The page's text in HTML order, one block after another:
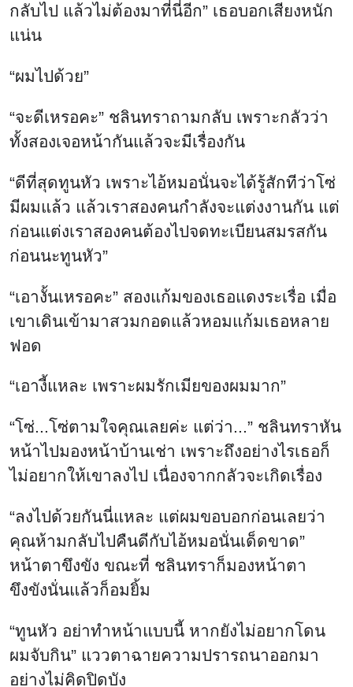
กลับไป แล้วไม่ต้องมาที่นี่อีก” เธอบอกเสียงหนัก
แน่น
“ผมไปด้วย”
“จะดีเหรอคะ” ชลินทราถามกลับ เพราะกลัวว่า
ทั้งสองเจอหน้ากันแล้วจะมีเรื่องกัน
“ดีที่สุดทูนหัว เพราะไอ้หมอนั่นจะได้รู้สักทีว่าโซ่
มีผมแล้ว แล้วเราสองคนกำลังจะแต่งงานกัน แต่
ก่อนแต่งเราสองคนต้องไปจดทะเบียนสมรสกัน
ก่อนนะทูนหัว”
“เอางั้นเหรอคะ” สองแก้มของเธอแดงระเรื่อ เมื่อ
เขาเดินเข้ามาสวมกอดแล้วหอมแก้มเธอหลาย
ฟอด
“เอางี้แหละ เพราะผมรักเมียของผมมาก”
“โซ่...โซ่ตามใจคุณเลยค่ะ แต่ว่า...” ชลินทราหัน
หน้าไปมองหน้าบ้านเช่า เพราะถึงอย่างไรเธอก็
ไม่อยากให้เขาลงไป เนื่องจากกลัวจะเกิดเรื่อง
“ลงไปด้วยกันนี่แหละ แต่ผมขอบอกก่อนเลยว่า
คุณห้ามกลับไปคืนดีกับไอ้หมอนั่นเด็ดขาด”
หน้าตาขึงขัง ขณะที่ ชลินทราก็มองหน้าตา
ขึงขังนั่นแล้วก็อมยิ้ม
“ทูนหัว อย่าทำหน้าแบบนี้ หากยังไม่อยากโดน
ผมจับกิน” แววตาฉายความปรารถนาออกมา
อย่างไม่คิดปิดบัง